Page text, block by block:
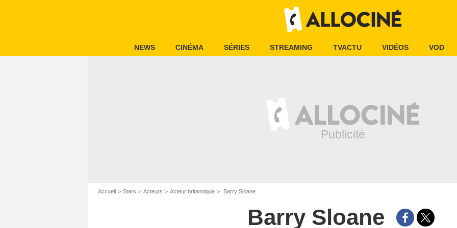
NEWS CINÉMA SÉRIES STREAMING TVACTU VIDÉOS VOD
Accueil Stars Acteurs Acteur britannique Barry Sloane
Barry Sloane